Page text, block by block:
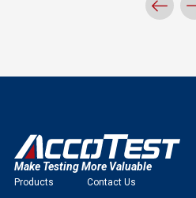
Make Testing More Valuable
Products Contact Us